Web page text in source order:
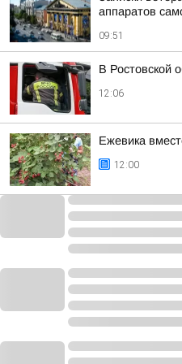
аппаратов
09:51
В Ростовской
12:06
Ежевика
12:00